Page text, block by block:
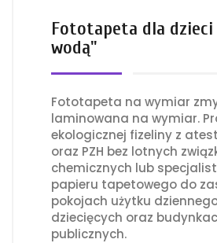
Fototapeta dla dzieci
wodą"
Fototapeta na wymiar
laminowana na wymiar.
ekologicznej fizeliny z
oraz PZH bez lotnych
chemicznych lub
papieru tapetowego do
pokojach użytku
dziecięcych oraz
publicznych.